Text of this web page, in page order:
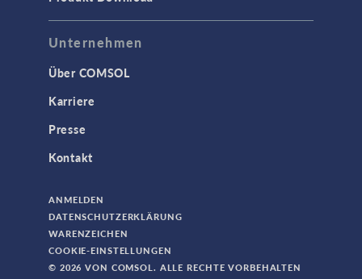
Unternehmen
Über COMSOL
Karriere
Presse
Kontakt
ANMELDEN
DATENSCHUTZERKLÄRUNG
WARENZEICHEN
COOKIE-EINSTELLUNGEN
© 2026 VON COMSOL. ALLE RECHTE VORBEHALTEN